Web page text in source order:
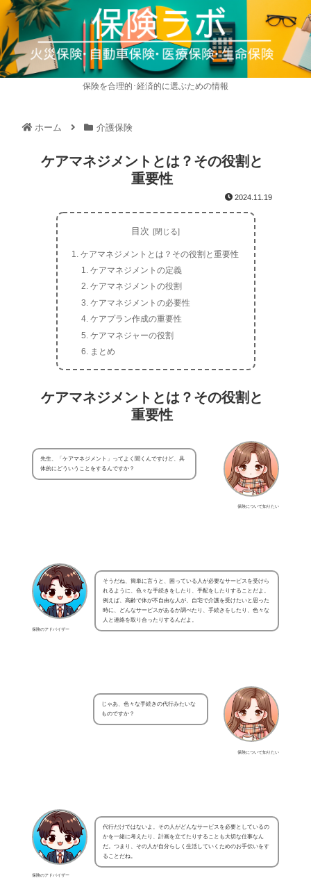
保険を合理的･経済的に選ぶための情報
ホーム 介護保険
ケアマネジメントとは？その役割と
重要性
2024.11.19
目次
ケアマネジメントとは？その役割と重要性
ケアマネジメントの定義
ケアマネジメントの役割
ケアマネジメントの必要性
ケアプラン作成の重要性
ケアマネジャーの役割
まとめ
ケアマネジメントとは？その役割と
重要性
保険について知りたい
先生、「ケアマネジメント」ってよく聞くんですけど、具
体的にどういうことをするんですか？
保険のアドバイザー
そうだね、簡単に言うと、困っている人が必要なサービスを受けら
れるように、色々な手続きをしたり、手配をしたりすることだよ。
例えば、高齢で体が不自由な人が、自宅で介護を受けたいと思った
時に、どんなサービスがあるか調べたり、手続きをしたり、色々な
人と連絡を取り合ったりするんだよ。
保険について知りたい
じゃあ、色々な手続きの代行みたいな
ものですか？
保険のアドバイザー
代行だけではないよ。その人がどんなサービスを必要としているの
かを一緒に考えたり、計画を立てたりすることも大切な仕事なん
だ。つまり、その人が自分らしく生活していくためのお手伝いをす
ることだね。